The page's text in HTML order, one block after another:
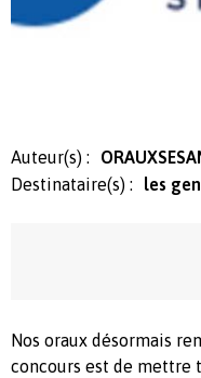
Auteur(s) :
Destinataire(s) :
les
Nos oraux désormais
concours est de mettre